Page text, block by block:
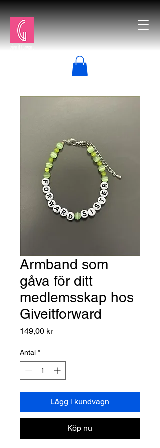
Armband som
gåva för ditt
medlemsskap hos
Giveitforward
149,00 krPris
Antal *
Lägg i kundvagn
Köp nu